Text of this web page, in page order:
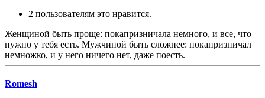
2 пользователям это нравится.
Женщиной быть проще: покапризничала немного, и все, что
нужно у тебя есть. Мужчиной быть сложнее: покапризничал
немножко, и у него ничего нет, даже поесть.
Romesh